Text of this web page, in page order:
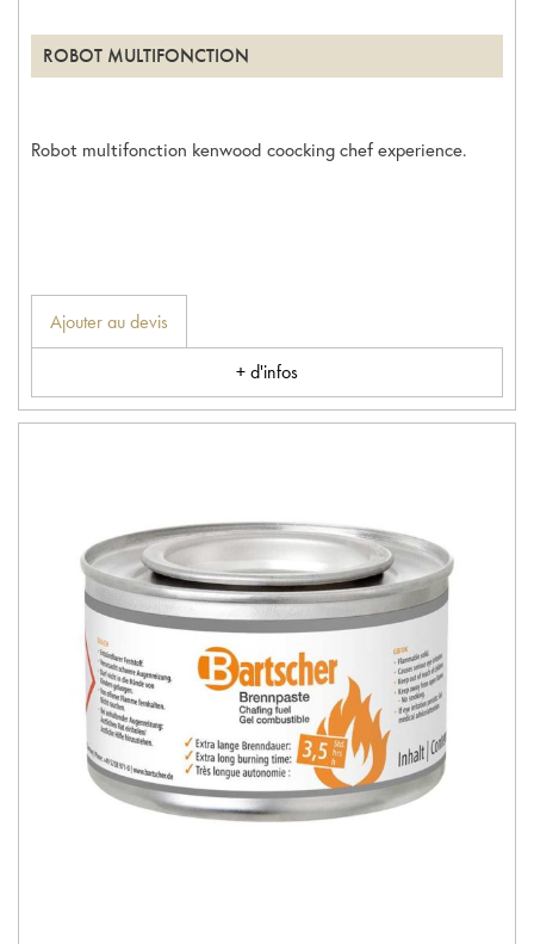
ROBOT MULTIFONCTION
Robot multifonction kenwood coocking chef experience.
Ajouter au devis
+ d'infos